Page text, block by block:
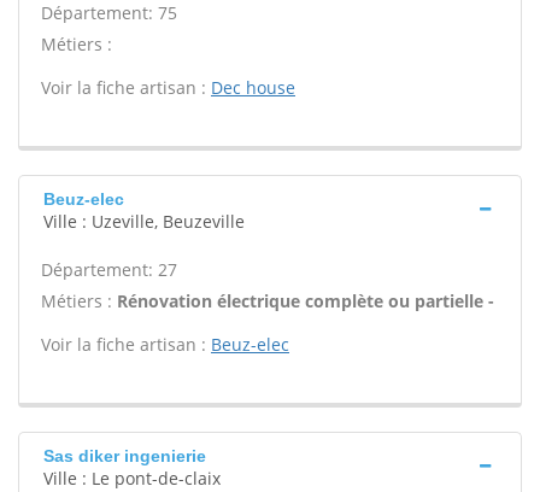
Département: 75
Métiers :
Voir la fiche artisan : Dec house
Beuz-elec
Ville : Uzeville, Beuzeville
Département: 27
Métiers : Rénovation électrique complète ou partielle -
Voir la fiche artisan : Beuz-elec
Sas diker ingenierie
Ville : Le pont-de-claix